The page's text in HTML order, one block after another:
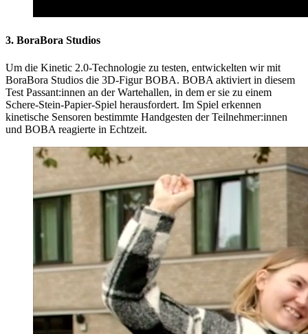
3. BoraBora Studios
Um die Kinetic 2.0-Technologie zu testen, entwickelten wir mit
BoraBora Studios die 3D-Figur BOBA. BOBA aktiviert in diesem
Test Passant:innen an der Wartehallen, in dem er sie zu einem
Schere-Stein-Papier-Spiel herausfordert. Im Spiel erkennen
kinetische Sensoren bestimmte Handgesten der Teilnehmer:innen
und BOBA reagierte in Echtzeit.